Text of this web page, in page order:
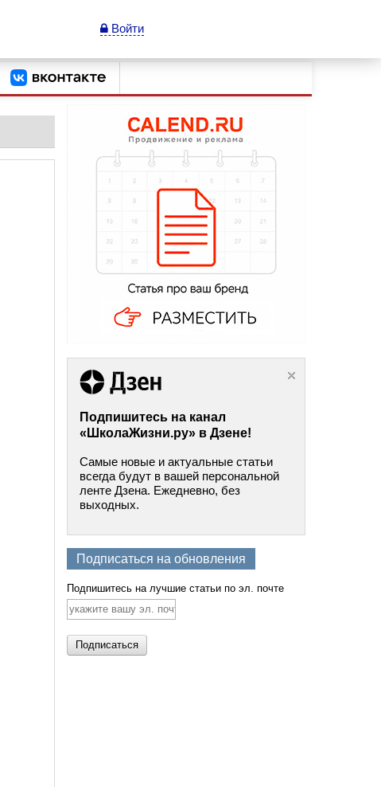
Войти
Подпишитесь на канал
«ШколаЖизни.ру» в Дзене!
Самые новые и актуальные статьи
всегда будут в вашей персональной
ленте Дзена. Ежедневно, без
выходных.
Подписаться на обновления
Подпишитесь на лучшие статьи по эл. почте